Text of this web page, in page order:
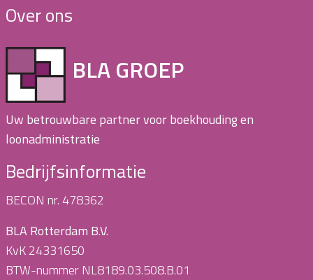
Over ons
BLA GROEP
Uw betrouwbare partner voor boekhouding en
loonadministratie
Bedrijfsinformatie
BECON nr. 478362
BLA Rotterdam B.V.
KvK 24331650
BTW-nummer NL8189.03.508.B.01